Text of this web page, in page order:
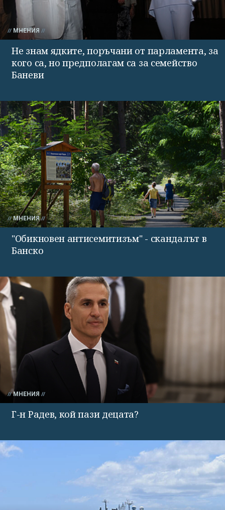
МНЕНИЯ
Не знам ядките, поръчани от парламента, за
кого са, но предполагам са за семейство
Баневи
МНЕНИЯ
"Обикновен антисемитизъм" - скандалът в
Банско
МНЕНИЯ
Г-н Радев, кой пази децата?